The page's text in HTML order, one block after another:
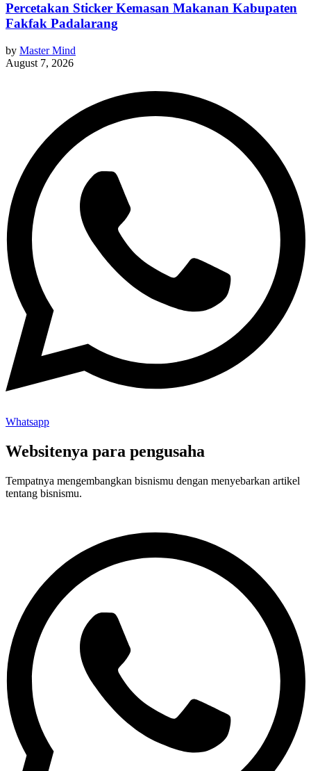
Percetakan Sticker Kemasan Makanan Kabupaten
Fakfak Padalarang
by Master Mind
August 7, 2026
Whatsapp
Websitenya para pengusaha
Tempatnya mengembangkan bisnismu dengan menyebarkan artikel
tentang bisnismu.